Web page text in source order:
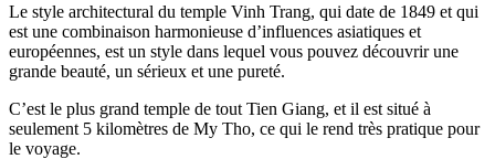
Le style architectural du temple Vinh Trang, qui date de 1849 et qui
est une combinaison harmonieuse d’influences asiatiques et
européennes, est un style dans lequel vous pouvez découvrir une
grande beauté, un sérieux et une pureté.
C’est le plus grand temple de tout Tien Giang, et il est situé à
seulement 5 kilomètres de My Tho, ce qui le rend très pratique pour
le voyage.